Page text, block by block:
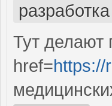
Тут делают
href=https://